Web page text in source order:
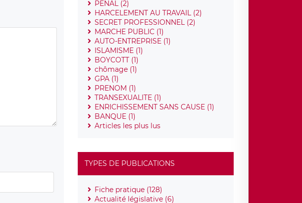
PENAL (2)
HARCELEMENT AU TRAVAIL (2)
SECRET PROFESSIONNEL (2)
MARCHE PUBLIC (1)
AUTO-ENTREPRISE (1)
ISLAMISME (1)
BOYCOTT (1)
chômage (1)
GPA (1)
PRENOM (1)
TRANSEXUALITE (1)
ENRICHISSEMENT SANS CAUSE (1)
BANQUE (1)
Articles les plus lus
TYPES DE PUBLICATIONS
Fiche pratique (128)
Actualité législative (6)